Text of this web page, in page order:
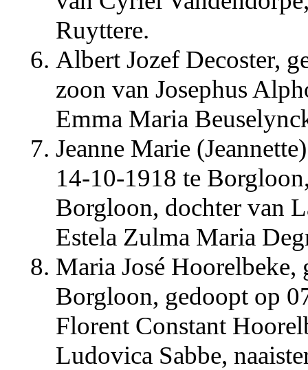
Ruyttere.
Albert Jozef Decoster,
zoon van Josephus
Emma Maria
Jeanne Marie
14-10-1918 te
Borgloon, dochter van
Estela Zulma Maria
Maria José
Borgloon, gedoopt op
Florent Constant
Ludovica Sabbe,